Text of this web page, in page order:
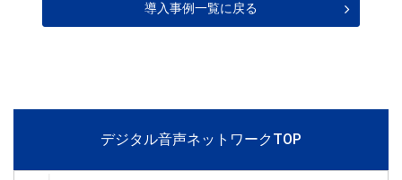
導入事例一覧に戻る
デジタル音声ネットワークTOP